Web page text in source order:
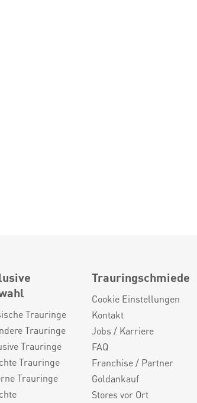
Trauringe
Trauringe
Trauringe
Trauringe
Trauringe
Trauringschmiede
Cookie Einstellungen
Kontakt
Jobs / Karriere
FAQ
Franchise / Partner
Goldankauf
Stores vor Ort